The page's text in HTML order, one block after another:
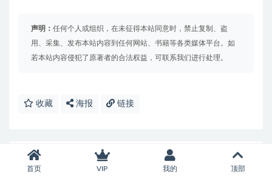
声明： 任何个人或组织，在未征得本站同意时，禁止复制、盗
用、采集、发布本站内容到任何网站、书籍等各类媒体平台。如
若本站内容侵犯了原著者的合法权益，可联系我们进行处理。
收藏 海报 链接
上一篇
深耕数字孪生技术应用，构筑产业规模化服务体系
首页 VIP 我的 顶部